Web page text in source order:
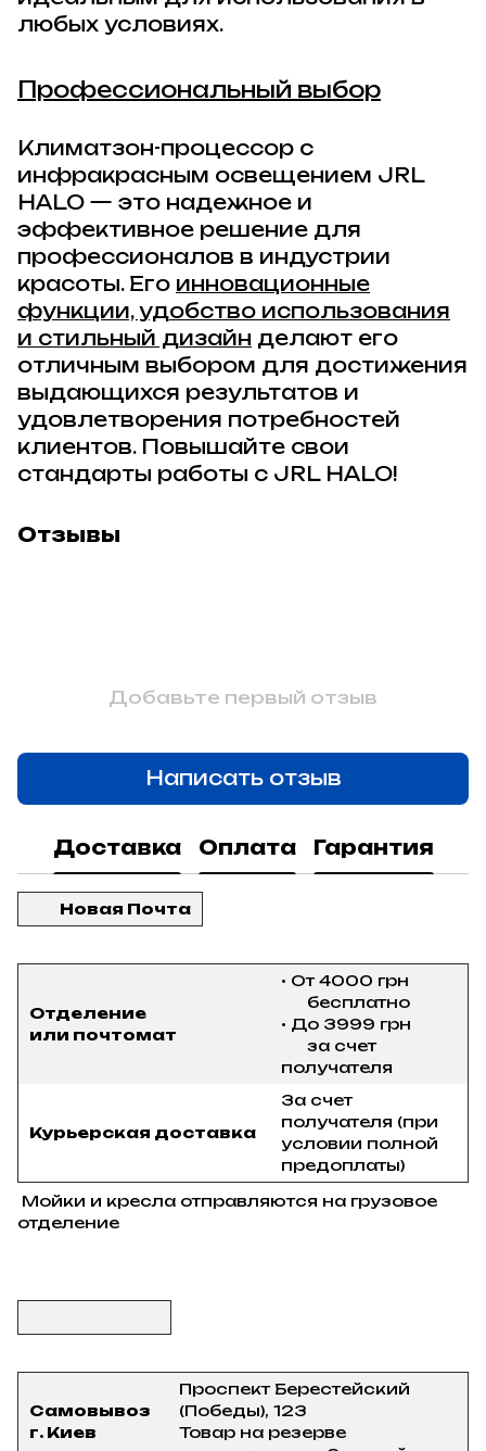
любых условиях.
Профессиональный выбор
Климатзон-процессор с
инфракрасным освещением JRL
HALO — это надежное и
эффективное решение для
профессионалов в индустрии
красоты. Его инновационные
функции, удобство использования
и стильный дизайн делают его
отличным выбором для достижения
выдающихся результатов и
удовлетворения потребностей
клиентов. Повышайте свои
стандарты работы с JRL HALO!
Отзывы
Добавьте первый отзыв
Написать отзыв
Доставка Оплата Гарантия
Новая Почта
Отделение
или почтомат
• От 4000 грн
бесплатно
• До 3999 грн
за счет
получателя
Курьерская доставка
За счет
получателя (при
условии полной
предоплаты)
Мойки и кресла отправляются на грузовое
отделение
Самовывоз
г. Киев
Проспект Берестейский
(Победы), 123
Товар на резерве